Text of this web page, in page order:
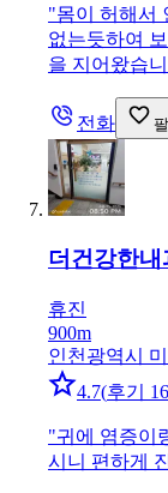
"몸이 허해서
없는듯하여
을 지어왔습
전화
더건강한내
휴진
900m
인천광역시
4.7(후기 16
"귀에 염증이
시니 편하게